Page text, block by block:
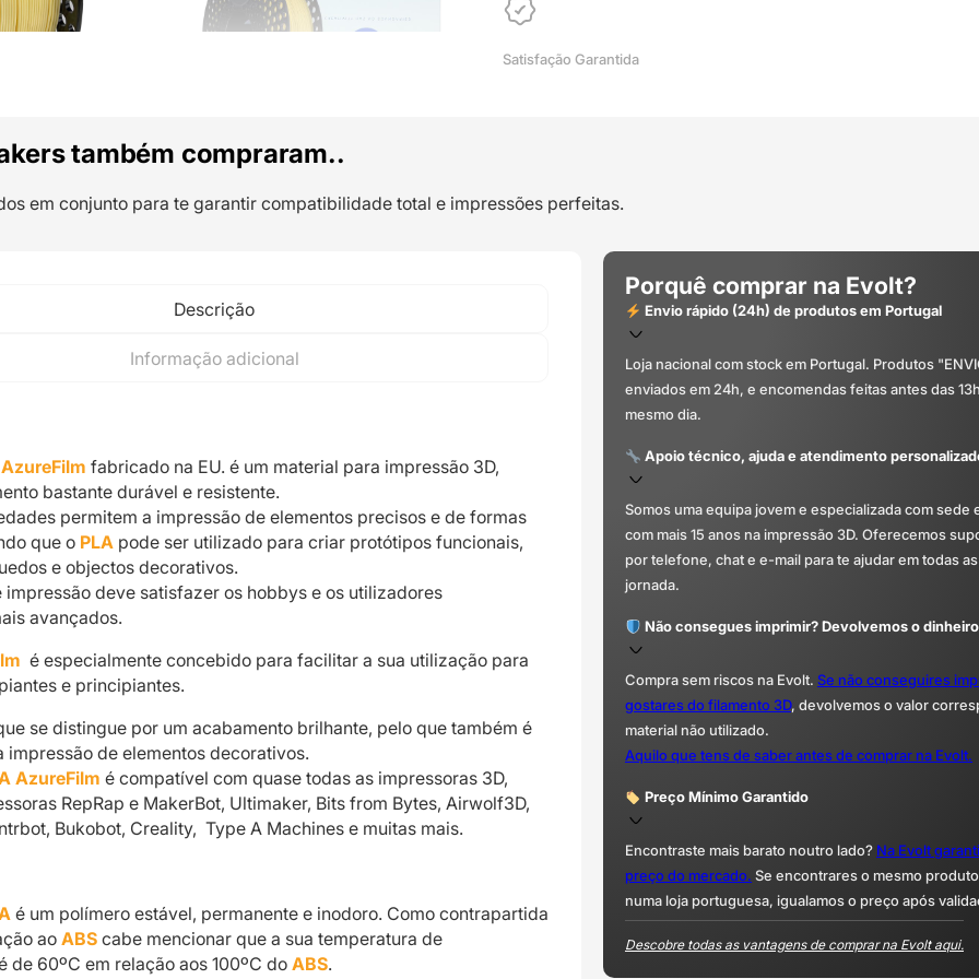
Satisfação Garantida
também compraram..
em conjunto para te garantir compatibilidade total e impressões perfeitas.
Descrição
Informação adicional
fabricado na EU. é um material para impressão 3D,
bastante durável e resistente.
permitem a impressão de elementos precisos e de formas
que o PLA pode ser utilizado para criar protótipos funcionais,
e objectos decorativos.
deve satisfazer os hobbys e os utilizadores
avançados.
é especialmente concebido para facilitar a sua utilização para
e principiantes.
se distingue por um acabamento brilhante, pelo que também é
impressão de elementos decorativos.
AzureFilm é compatível com quase todas as impressoras 3D,
RepRap e MakerBot, Ultimaker, Bits from Bytes, Airwolf3D,
Bukobot, Creality, Type A Machines e muitas mais.
é um polímero estável, permanente e inodoro. Como contrapartida
ao ABS cabe mencionar que a sua temperatura de
de 60ºC em relação aos 100ºC do ABS.
Porquê comprar na Evolt?
Envio rápido (24h) de produtos em Portugal
Loja nacional com stock em Portugal. Produtos
enviados em 24h, e encomendas feitas antes das
mesmo dia.
Apoio técnico, ajuda e atendimento
Somos uma equipa jovem e especializada com sede
com mais 15 anos na impressão 3D. Oferecemos
por telefone, chat e e-mail para te ajudar em todas
jornada.
Não consegues imprimir? Devolvemos o
Compra sem riscos na Evolt. Se não conseguires
gostares do filamento 3D, devolvemos o valor
material não utilizado.
Aquilo que tens de saber antes de comprar na Evolt.
Preço Mínimo Garantido
Encontraste mais barato noutro lado? Na Evolt
preço do mercado. Se encontrares o mesmo
numa loja portuguesa, igualamos o preço após
Descobre todas as vantagens de comprar na Evolt aqui.